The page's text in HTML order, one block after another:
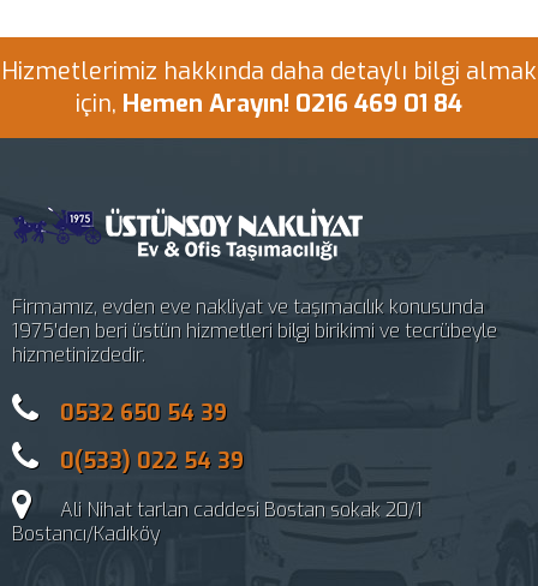
Hizmetlerimiz hakkında daha detaylı bilgi almak
için, Hemen Arayın! 0216 469 01 84
Firmamız, evden eve nakliyat ve taşımacılık konusunda
1975'den beri üstün hizmetleri bilgi birikimi ve tecrübeyle
hizmetinizdedir.
0532 650 54 39
0(533) 022 54 39
Ali Nihat tarlan caddesi Bostan sokak 20/1
Bostancı/Kadıköy